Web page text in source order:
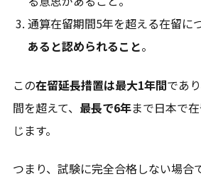
通算在留期間5年を超える在留に
あると認められること。
この在留延長措置は最大1年間であ
間を超えて、 最長で6年まで日本で
じます。
つまり、試験に完全合格しない場合